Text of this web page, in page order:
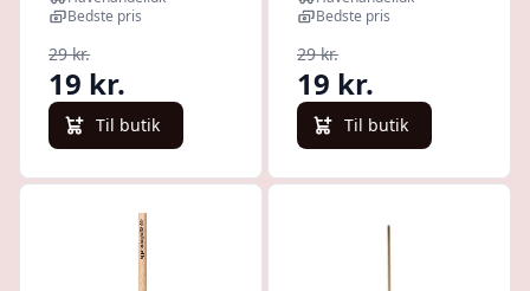
Bedste pris
29 kr.
19 kr.
Til butik
Bedste pris
29 kr.
19 kr.
Til butik